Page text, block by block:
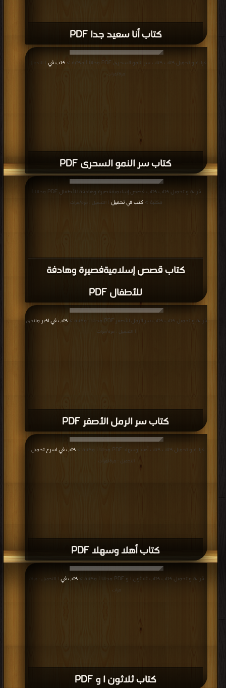
كتاب أنا سعيد جدا PDF
كتاب سر النمو السحرى PDF
قراءة و تحميل كتاب كتاب سر النمو السحرى PDF مجانا | مكتبة > كتب في
| التحميل :
مرة/مرات
كتاب قصص إسلاميةفصيرة وهادفة
للأطفال PDF
قراءة و تحميل كتاب كتاب قصص إسلاميةفصيرة وهادفة للأطفال PDF مجانا |
مكتبة > كتب في تحميل | التحميل : مرة/مرات
كتاب سر الرمل الأصفر PDF
قراءة و تحميل كتاب كتاب سر الرمل الأصفر PDF مجانا | مكتبة > كتب في اكبر منتدى
| التحميل : مرة/مرات
كتاب أهلا وسهلا PDF
قراءة و تحميل كتاب كتاب أهلا وسهلا PDF مجانا | مكتبة > كتب في اسرع تحميل
التحميل : مرة/مرات
كتاب ثلاثون ا و PDF
قراءة و تحميل كتاب كتاب ثلاثون ا و PDF مجانا | مكتبة > كتب في | التحميل : مرة/
مرات